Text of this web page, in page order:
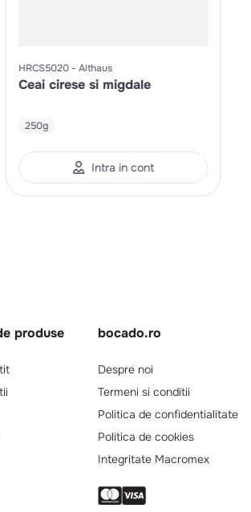
HRCS5020 Althaus
Ceai cirese si migdale
250g
Intra in cont
produse bocado.ro
Despre noi
Termeni si conditii
Politica de confidentialitate
Politica de cookies
Integritate Macromex